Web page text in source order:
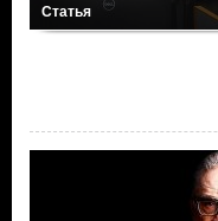
Статья